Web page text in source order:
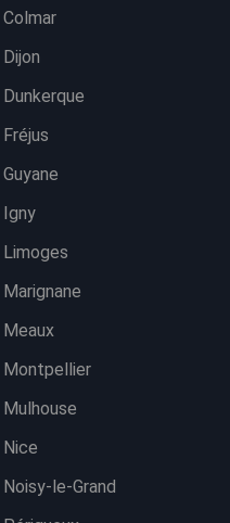
Colmar
Dijon
Dunkerque
Fréjus
Guyane
Igny
Limoges
Marignane
Meaux
Montpellier
Mulhouse
Nice
Noisy-le-Grand